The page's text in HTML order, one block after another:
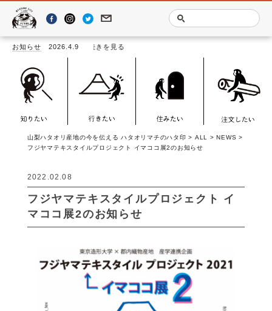
お知らせ 2026.4.9
山梨ハタオリ産地の今を伝える ハタオリマチのハタ印 > ALL >NEWS >
フジヤマテキスタイルプロジェクト イマココ展2のお知らせ
2022.02.08
フジヤマテキスタイルプロジェクト イ
マココ展2のお知らせ